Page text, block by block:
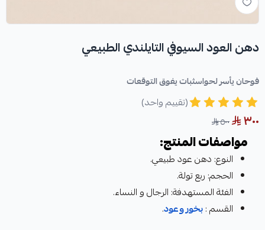
دهن العود السيوفي التايلندي الطبيعي
فوحان يأسر لحواسثبات يفوق التوقعات
(تقييم واحد)
٣٠٠ ٥٠٠
مواصفات المنتج:
النوع: دهن عود طبيعي.
الحجم: ربع تولة.
الفئة المستهدفة: الرجال و النساء.
القسم :بخور وعود.